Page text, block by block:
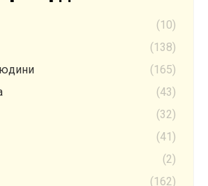
(10)
(138)
(165)
(43)
(32)
(41)
(2)
(162)